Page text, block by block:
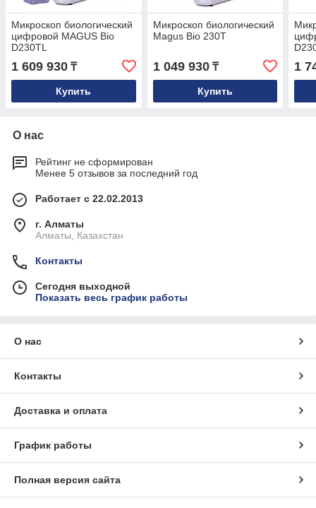
Микроскоп биологический
цифровой MAGUS Bio
D230TL
1 609 930 ₸
Купить
Микроскоп биологический
Magus Bio 230T
1 049 930₸
Купить
1
О нас
Рейтинг не сформирован
Менее 5 отзывов за последний год
Работает с 22.02.2013
г. Алматы
Алматы, Казахстан
Контакты
Сегодня выходной
Показать весь график работы
О нас
Контакты
Доставка и оплата
График работы
Полная версия сайта